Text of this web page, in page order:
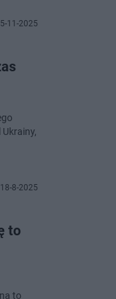
11-2025
8-2025
to
to